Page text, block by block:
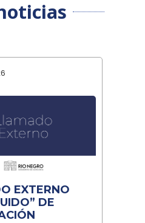
EXTERNO
DE